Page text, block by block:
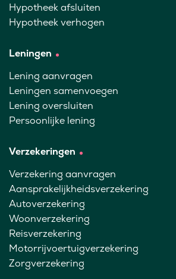
Hypotheek afsluiten
Hypotheek verhogen
Leningen
Lening aanvragen
Leningen samenvoegen
Lening oversluiten
Persoonlijke lening
Verzekeringen
Verzekering aanvragen
Aansprakelijkheidsverzekering
Autoverzekering
Woonverzekering
Reisverzekering
Motorrijvoertuigverzekering
Zorgverzekering